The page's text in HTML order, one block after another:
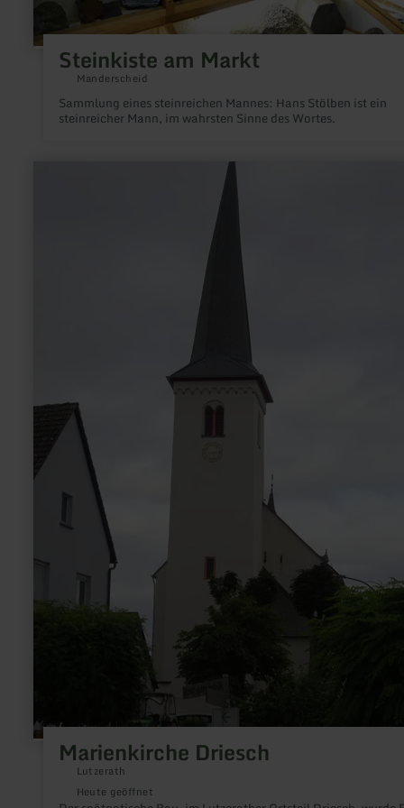
Steinkiste am Markt
Manderscheid
Sammlung eines steinreichen Mannes: Hans Stölben ist ein
steinreicher Mann, im wahrsten Sinne des Wortes.
Marienkirche Driesch
Lutzerath
Heute geöffnet